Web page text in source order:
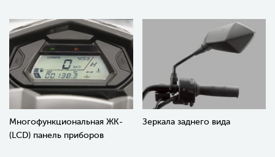
Многофункциональная ЖК-
(LCD) панель приборов
Зеркала заднего вида